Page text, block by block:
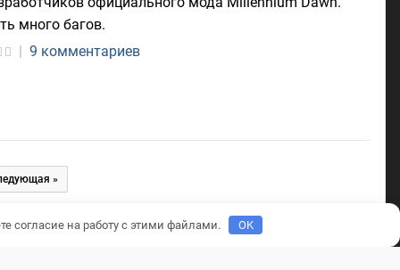
много багов.
| 9 комментариев
»
согласие на работу с этими файлами. OK